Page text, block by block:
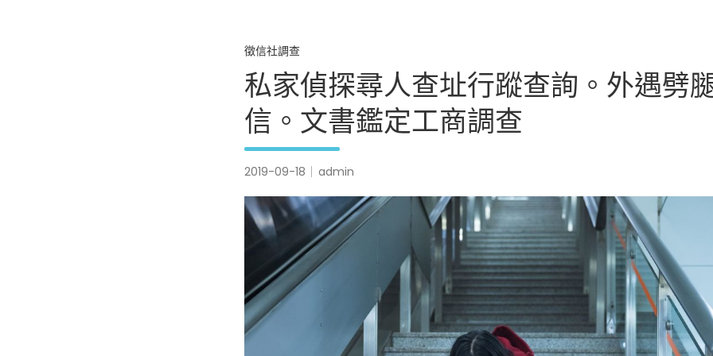
徵信社調查
私家偵探尋人查址行蹤查詢。外遇劈
信。文書鑑定工商調查
2019-09-18 admin